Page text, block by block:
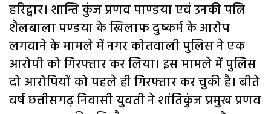
हरिद्वार। शान्ति कुंज प्रणव पाण्डया एवं उनकी पत्नि
शैलबाला पण्डया के खिलाफ दुष्कर्म के आरोप
लगवाने के मामले में नगर कोतवाली पुलिस ने एक
आरोपी को गिरफ्तार कर लिया। इस मामले में पुलिस
दो आरोपियों को पहले ही गिरफ्तार कर चुकी है। बीते
वर्ष छत्तीसगढ़ निवासी युवती ने शांतिकुंज प्रमुख प्रणव